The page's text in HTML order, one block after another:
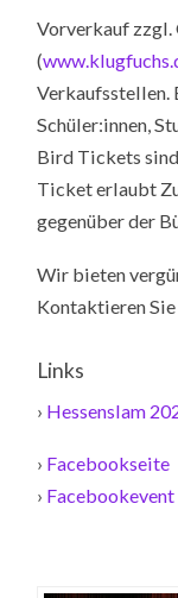
Vorverkauf
(
Verkaufsstellen.
Schüler:innen,
Bird Tickets
Ticket erlaubt
gegenüber der
Wir bieten
Kontaktieren Sie
Links
› Hessenslam
› Facebookseite
› Facebookevent